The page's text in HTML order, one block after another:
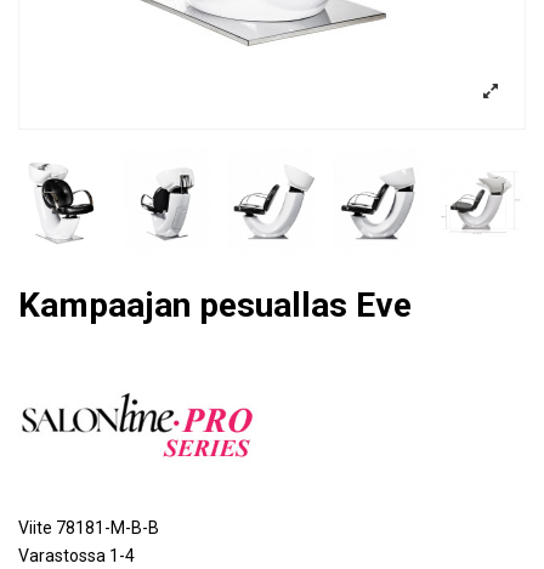
Kampaajan pesuallas Eve
Viite 78181-M-B-B
Varastossa 1-4